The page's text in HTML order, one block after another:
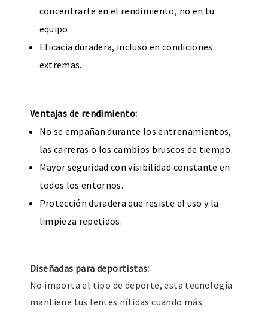
concentrarte en el rendimiento, no en tu
equipo.
Eficacia duradera, incluso en condiciones
extremas.
Ventajas de rendimiento:
No se empañan durante los entrenamientos,
las carreras o los cambios bruscos de tiempo.
Mayor seguridad con visibilidad constante en
todos los entornos.
Protección duradera que resiste el uso y la
limpieza repetidos.
Diseñadas para deportistas:
No importa el tipo de deporte, esta tecnología
mantiene tus lentes nítidas cuando más